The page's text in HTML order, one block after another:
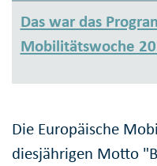
Das war das
Mobilitätswoche
Die Europäische
diesjährigen Motto